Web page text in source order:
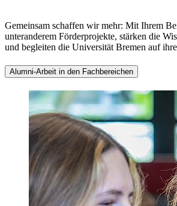
Gemeinsam schaffen wir mehr: Mit Ihrem
unteranderem Förderprojekte, stärken die
und begleiten die Universität Bremen auf
Alumni-Arbeit in den Fachbereichen